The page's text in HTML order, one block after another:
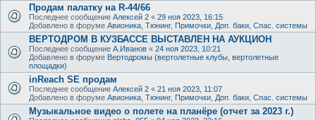
Продам палатку на R-44/66
Последнее сообщение Алексей 2 « 29 ноя 2023, 16:15
Добавлено в форуме Авионика, Тюнинг, Примочки, Доп. баки, Спас. системы
ВЕРТОДРОМ В КУЗБАССЕ ВЫСТАВЛЕН НА АУКЦИОН
Последнее сообщение А.Иванов « 24 ноя 2023, 10:21
Добавлено в форуме Вертодромы (вертолетные клубы, вертолетные
площадки)
inReach SE продам
Последнее сообщение Алексей 2 « 21 ноя 2023, 11:07
Добавлено в форуме Авионика, Тюнинг, Примочки, Доп. баки, Спас. системы
Музыкальное видео о полете на планёре (отчет за 2023 г.)